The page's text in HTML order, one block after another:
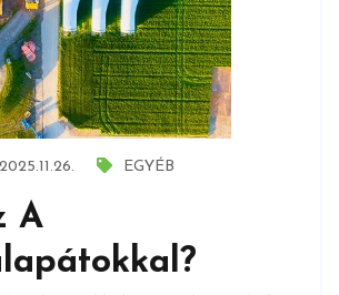
2025.11.26. EGYÉB
A